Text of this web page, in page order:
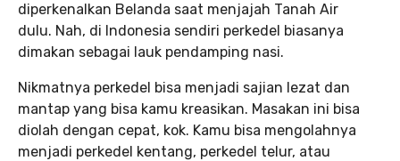
diperkenalkan Belanda saat menjajah Tanah Air
dulu. Nah, di Indonesia sendiri perkedel biasanya
dimakan sebagai lauk pendamping nasi.
Nikmatnya perkedel bisa menjadi sajian lezat dan
mantap yang bisa kamu kreasikan. Masakan ini bisa
diolah dengan cepat, kok. Kamu bisa mengolahnya
menjadi perkedel kentang, perkedel telur, atau